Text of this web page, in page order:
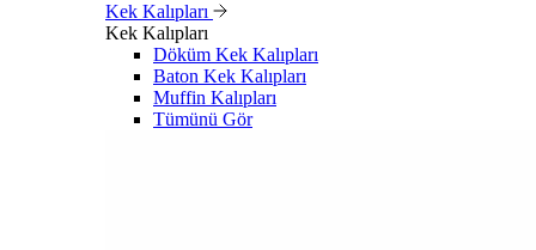
Kek Kalıpları
Kek Kalıpları
Döküm Kek Kalıpları
Baton Kek Kalıpları
Muffin Kalıpları
Tümünü Gör